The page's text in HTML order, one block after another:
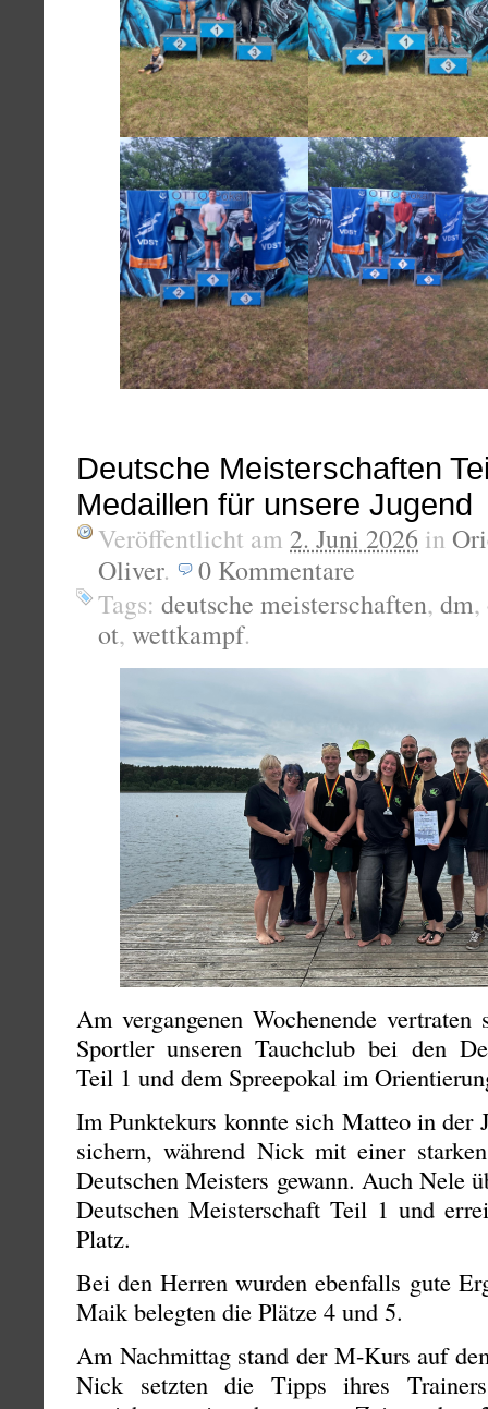
Deutsche Meisterschaften
Medaillen für unsere Jugend
Veröffentlicht am 2. Juni 2026 in
Oliver. 0 Kommentare
Tags: deutsche meisterschaften, dm,
ot, wettkampf.
Am vergangenen Wochenende
Sportler unseren Tauchclub bei den
Teil 1 und dem Spreepokal im
Im Punktekurs konnte sich Matteo in der
sichern, während Nick mit einer
Deutschen Meisters gewann. Auch Nele
Deutschen Meisterschaft Teil 1 und
Platz.
Bei den Herren wurden ebenfalls gute
Maik belegten die Plätze 4 und 5.
Am Nachmittag stand der M-Kurs auf
Nick setzten die Tipps ihres